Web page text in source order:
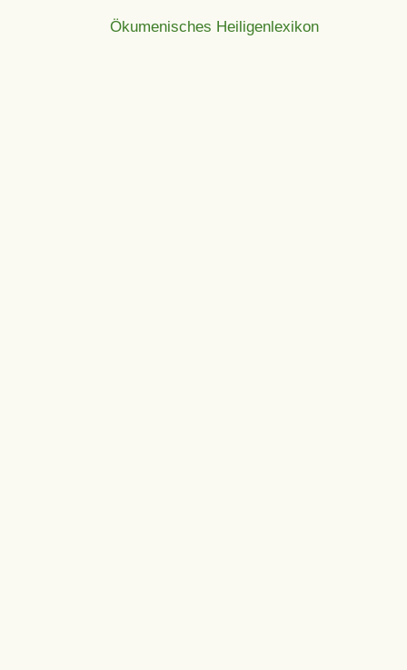
Ökumenisches Heiligenlexikon